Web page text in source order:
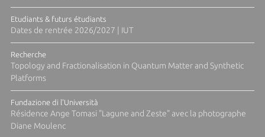
Etudiants & futurs étudiants
Dates de rentrée 2026/2027 | IUT
Recherche
Topology and Fractionalisation in Quantum Matter and Synthetic
Platforms
Fundazione di l'Università
Résidence Ange Tomasi "Lagune and Zeste" avec la photographe
Diane Moulenc